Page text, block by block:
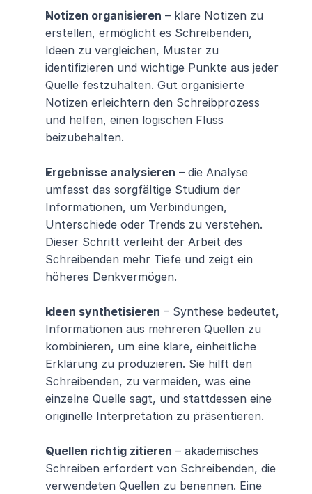
Notizen organisieren – klare Notizen zu
erstellen, ermöglicht es Schreibenden,
Ideen zu vergleichen, Muster zu
identifizieren und wichtige Punkte aus jeder
Quelle festzuhalten. Gut organisierte
Notizen erleichtern den Schreibprozess
und helfen, einen logischen Fluss
beizubehalten.
Ergebnisse analysieren – die Analyse
umfasst das sorgfältige Studium der
Informationen, um Verbindungen,
Unterschiede oder Trends zu verstehen.
Dieser Schritt verleiht der Arbeit des
Schreibenden mehr Tiefe und zeigt ein
höheres Denkvermögen.
Ideen synthetisieren – Synthese bedeutet,
Informationen aus mehreren Quellen zu
kombinieren, um eine klare, einheitliche
Erklärung zu produzieren. Sie hilft den
Schreibenden, zu vermeiden, was eine
einzelne Quelle sagt, und stattdessen eine
originelle Interpretation zu präsentieren.
Quellen richtig zitieren – akademisches
Schreiben erfordert von Schreibenden, die
verwendeten Quellen zu benennen. Eine